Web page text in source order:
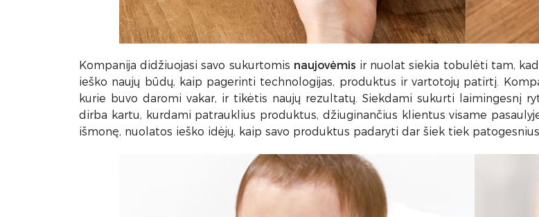
Kompanija didžiuojasi savo sukurtomis naujovėmis ir nuolat siekia tobulėti tam,
ieško naujų būdų, kaip pagerinti technologijas, produktus ir vartotojų patirtį.
kurie buvo daromi vakar, ir tikėtis naujų rezultatų. Siekdami sukurti laimingesnį
dirba kartu, kurdami patrauklius produktus, džiuginančius klientus visame
išmonę, nuolatos ieško idėjų, kaip savo produktus padaryti dar šiek tiek